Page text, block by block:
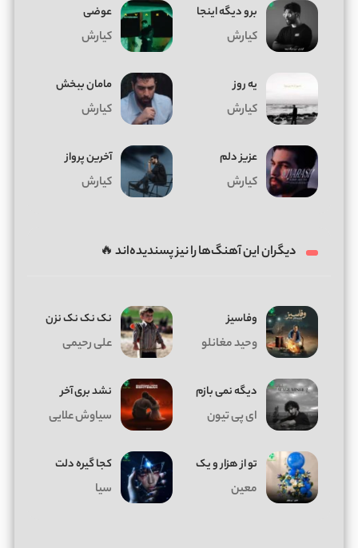
برو دیگه اینجا
کیارش
عوضی
کیارش
ﻳﻪ روز
کیارش
مامان ببخش
کیارش
عزیز دلم
کیارش
آخرین پرواز
کیارش
دیگران این آهنگ‌ها را نیز پسندیده‌اند 🔥
وفاسیز
وحید مغانلو
نک نک نک نزن
علی رحیمی
دیگه نمی بازم
ای پی تیون
نشد بری آخر
سیاوش علایی
تو از هزار و یک
معین
کجا گیره دلت
سیا